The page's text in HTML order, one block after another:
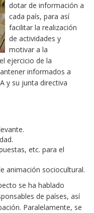
dotar de información a
cada país, para así
facilitar la realización
de actividades y
motivar a la
ejercicio de la
informados a
y su junta directiva
etc. para el
animación sociocultural.
se ha hablado
de países, así
Paralelamente, se